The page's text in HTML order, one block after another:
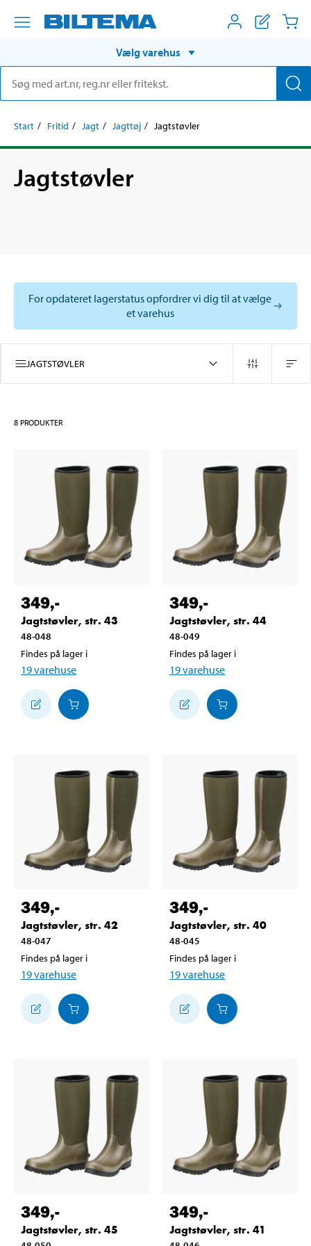
Vælg varehus
Start Fritid Jagt Jagttøj Jagtstøvler
Jagtstøvler
For opdateret lagerstatus opfordrer vi dig til at vælge
et varehus
JAGTSTØVLER
8 PRODUKTER
349,-
Jagtstøvler, str. 43
48-048
Findes på lager i
19varehuse
349,-
Jagtstøvler, str. 44
48-049
Findes på lager i
19varehuse
349,-
Jagtstøvler, str. 42
48-047
Findes på lager i
19varehuse
349,-
Jagtstøvler, str. 40
48-045
Findes på lager i
19varehuse
349,-
Jagtstøvler, str. 45
349,-
Jagtstøvler, str. 41